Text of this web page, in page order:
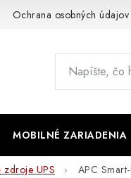
Ochrana osobných údajov
MOBILNÉ ZARIADENIA
zdroje UPS APC